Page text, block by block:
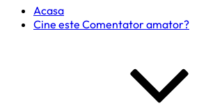
Acasa
Cine este Comentator amator?